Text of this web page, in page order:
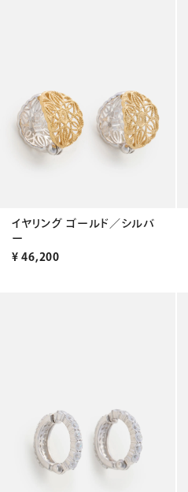
イヤリング ゴールド／シルバ
ー
¥ 46,200